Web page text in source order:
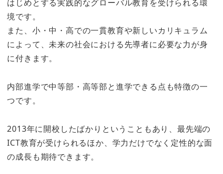
はじめとする実践的なグローバル教育を受けられる環
境です。
また、小・中・高での一貫教育や新しいカリキュラム
によって、未来の社会における先導者に必要な力が身
に付きます。
内部進学で中等部・高等部と進学できる点も特徴の一
つです。
2013年に開校したばかりということもあり、最先端の
ICT教育が受けられるほか、学力だけでなく定性的な面
の成長も期待できます。